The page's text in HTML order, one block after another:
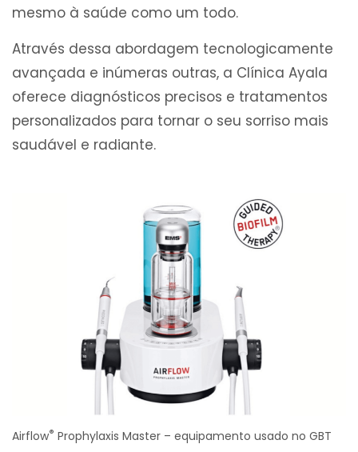
mesmo à saúde como um todo.
Através dessa abordagem tecnologicamente
avançada e inúmeras outras, a Clínica Ayala
oferece diagnósticos precisos e tratamentos
personalizados para tornar o seu sorriso mais
saudável e radiante.
Airflow® Prophylaxis Master – equipamento usado no GBT